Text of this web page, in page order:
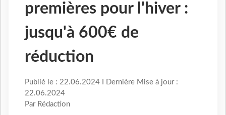
premières pour l'hiver :
jusqu'à 600€ de
réduction
Publié le : 22.06.2024 I Dernière Mise à jour :
22.06.2024
Par Rédaction